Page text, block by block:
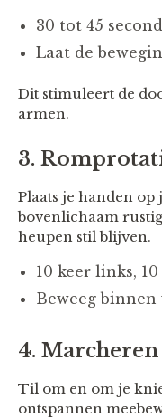
30 tot 45
Laat de
Dit stimuleert de
armen.
3.
Plaats je handen
bovenlichaam
heupen stil blijven.
10 keer links,
Beweeg
4.
Til om en om je
ontspannen